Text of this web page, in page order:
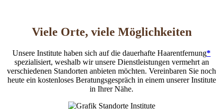
Viele Orte, viele Möglichkeiten
Unsere Institute haben sich auf die dauerhafte Haarentfernung*
spezialisiert, weshalb wir unsere Dienstleistungen vermehrt an
verschiedenen Standorten anbieten möchten. Vereinbaren Sie noch
heute ein kostenloses Beratungsgespräch in einem unserer Institute
in Ihrer Nähe.